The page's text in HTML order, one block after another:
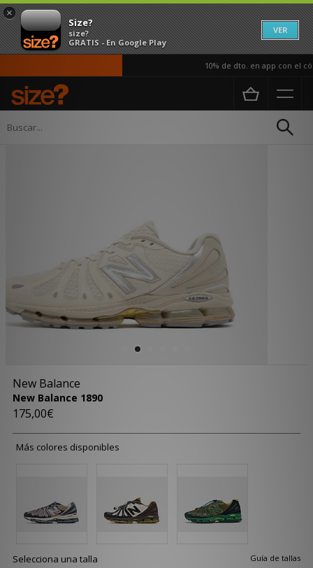
×
Size?
size?
GRATIS - En Google Play
VER
10% de dto. en app con el
Página principal
New Balance
New Balance 1890
175,00€
Más colores disponibles
Guía de tallas
Selecciona una talla